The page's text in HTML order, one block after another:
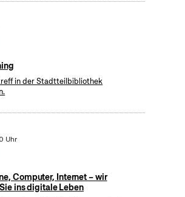
in der Stadtteilbibliothek
Uhr
Computer, Internet – wir
ins digitale Leben